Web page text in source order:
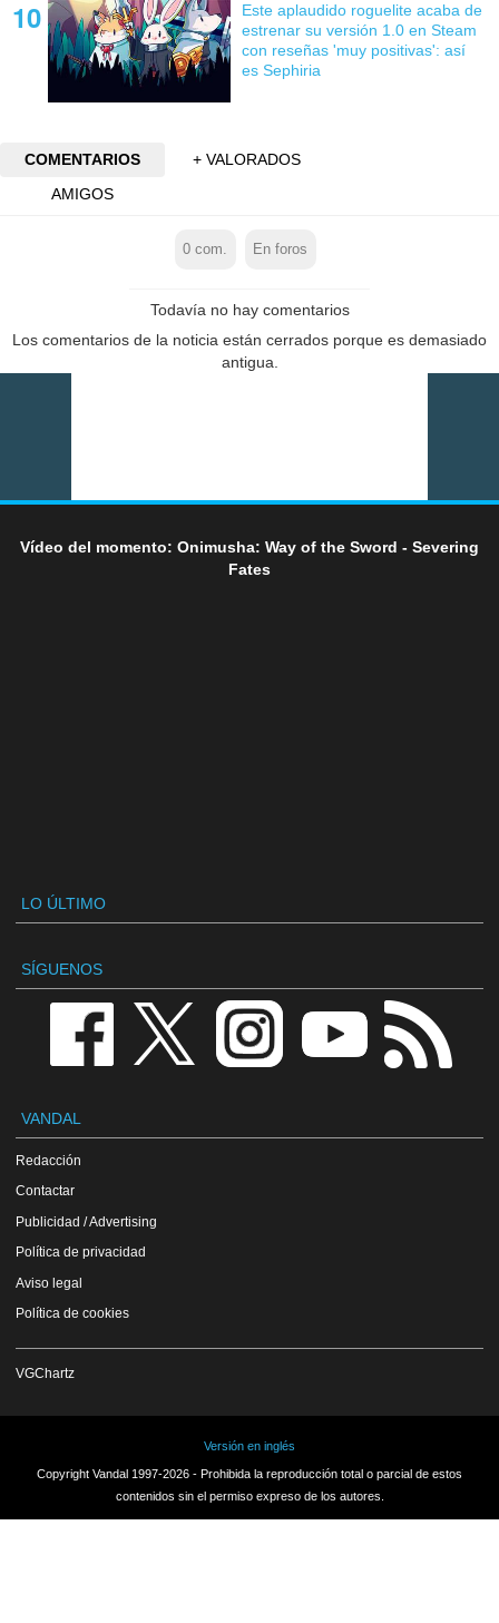
Este aplaudido roguelite acaba de
estrenar su versión 1.0 en Steam
con reseñas 'muy positivas': así
es Sephiria
COMENTARIOS
+ VALORADOS
AMIGOS
0 com. En foros
Todavía no hay comentarios
Los comentarios de la noticia están cerrados porque es demasiado
antigua.
Vídeo del momento: Onimusha: Way of the Sword - Severing
Fates
LO ÚLTIMO
SÍGUENOS
VANDAL
Redacción
Contactar
Publicidad / Advertising
Política de privacidad
Aviso legal
Política de cookies
VGChartz
Versión en inglés
Copyright Vandal 1997-2026 - Prohibida la reproducción total o parcial de estos
contenidos sin el permiso expreso de los autores.